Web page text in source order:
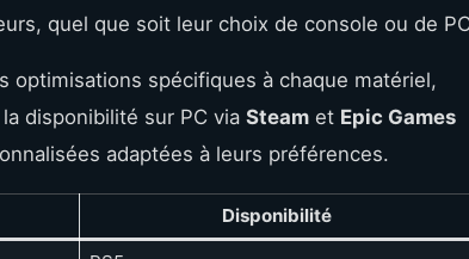
quel que soit leur choix de console ou de
optimisations spécifiques à chaque matériel,
disponibilité sur PC via Steam et Epic Games
adaptées à leurs préférences.
Disponibilité